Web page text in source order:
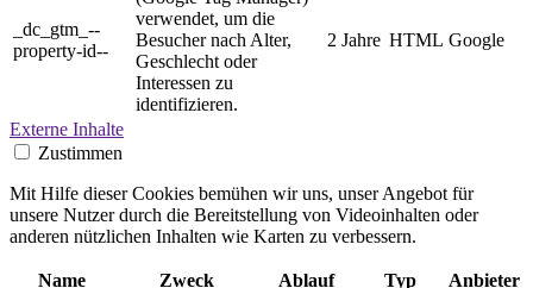
_dc_gtm_--
property-id--
verwendet, um die
Besucher nach Alter,
Geschlecht oder
Interessen zu
identifizieren.
2 Jahre HTML Google
Externe Inhalte
Zustimmen
Mit Hilfe dieser Cookies bemühen wir uns, unser Angebot für
unsere Nutzer durch die Bereitstellung von Videoinhalten oder
anderen nützlichen Inhalten wie Karten zu verbessern.
Name Zweck Ablauf Typ Anbieter